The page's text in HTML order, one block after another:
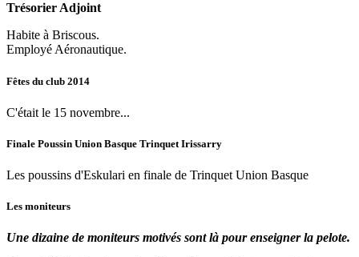
Trésorier Adjoint
Habite à Briscous.
Employé Aéronautique.
Fêtes du club 2014
C'était le 15 novembre...
Finale Poussin Union Basque Trinquet Irissarry
Les poussins d'Eskulari en finale de Trinquet Union Basque
Les moniteurs
Une dizaine de moniteurs motivés sont là pour enseigner la pelote.